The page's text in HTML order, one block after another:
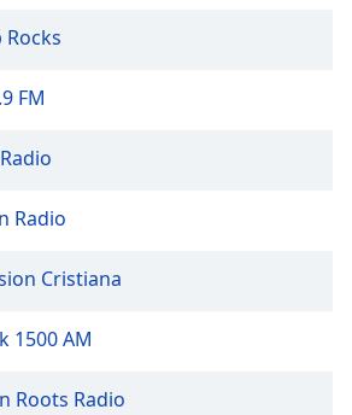
Rocks
FM
Radio
Cristiana
1500 AM
Roots Radio